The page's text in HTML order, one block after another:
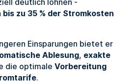
deutlich lohnen -
bis zu 35 % der Stromkosten
Einsparungen bietet er
Ablesung, exakte
die optimale Vorbereitung
.